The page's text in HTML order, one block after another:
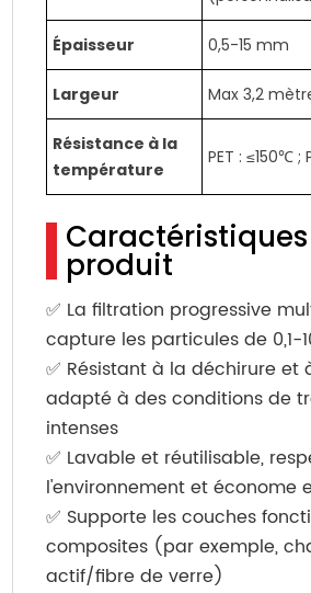
Épaisseur 0,5-15 mm
Largeur Max 3,2
Résistance à la
température
PET : ≤150℃ ;
produit
✅ La filtration progressive
capture les particules de 0,1-
✅ Résistant à la déchirure et
adapté à des conditions de
intenses
✅ Lavable et réutilisable,
l'environnement et économe
✅ Supporte les couches
composites (par exemple,
actif/fibre de verre)